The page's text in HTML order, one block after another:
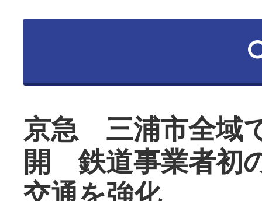
京急 三浦市全域
開 鉄道事業者初
交通を強化